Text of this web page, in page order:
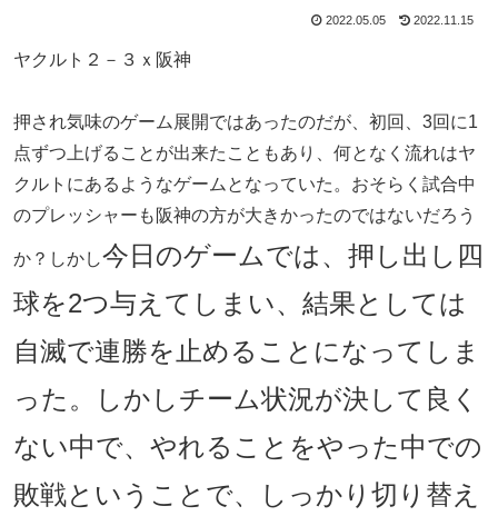
2022.05.05 2022.11.15
ヤクルト２－３ｘ阪神
押され気味のゲーム展開ではあったのだが、初回、3回に1
点ずつ上げることが出来たこともあり、何となく流れはヤ
クルトにあるようなゲームとなっていた。おそらく試合中
のプレッシャーも阪神の方が大きかったのではないだろう
か？しかし今日のゲームでは、押し出し四
球を2つ与えてしまい、結果としては
自滅で連勝を止めることになってしま
った。しかしチーム状況が決して良く
ない中で、やれることをやった中での
敗戦ということで、しっかり切り替え